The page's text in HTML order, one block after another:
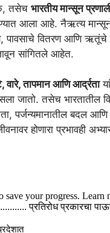
तसेच भारतीय मान्सून
आला आहे. नैऋत्य
पावसाचे वितरण आणि ऋतूंचे
सांगितले आहेत.
वारे, तापमान आणि आर्द्रता
जातो. तसेच भारतातील
पर्जन्यमानातील बदल आणि
होणारा प्रभावही